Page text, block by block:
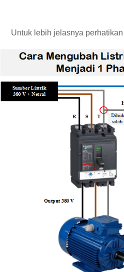
Untuk lebih jelasnya